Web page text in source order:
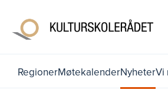
RegionerMøtekalenderNyheterVi